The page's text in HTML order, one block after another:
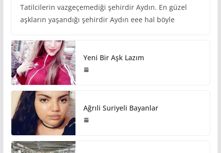
Tatilcilerin vazgeçemediği şehirdir Aydın. En güzel
aşkların yaşandığı şehirdir Aydın eee hal böyle
Yeni Bir Aşk Lazım
Ağrıli Suriyeli Bayanlar